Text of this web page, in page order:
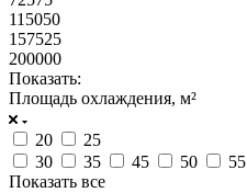
115050
157525
200000
Показать:
Площадь охлаждения, м²
20
25
30
35 45 50 55
Показать все